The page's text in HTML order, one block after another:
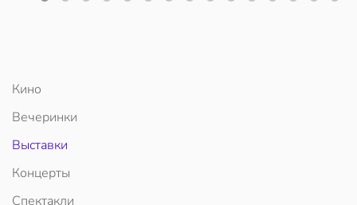
Кино
Вечеринки
Выставки
Концерты
Спектакли